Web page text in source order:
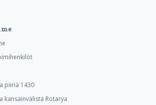
piiriä 1430
kansainvälistä Rotarya